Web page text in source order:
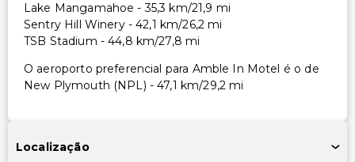
Lake Mangamahoe - 35,3 km/21,9 mi
Sentry Hill Winery - 42,1 km/26,2 mi
TSB Stadium - 44,8 km/27,8 mi
O aeroporto preferencial para Amble In Motel é o de
New Plymouth (NPL) - 47,1 km/29,2 mi
Localização